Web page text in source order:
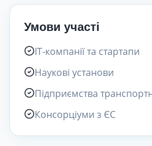
Умови участі
ІТ-компанії та стартапи
Наукові установи
Підприємства
Консорціуми з ЄС